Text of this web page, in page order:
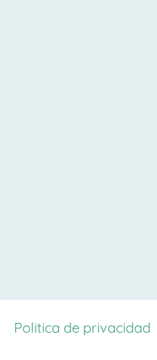
Politica de privacidad